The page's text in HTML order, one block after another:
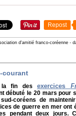
Repost
d'amitié franco-coréenne -
courant
la fin des exercices
débuté le 20 mars pour
coréens de
de guerre en mer
pendant deux